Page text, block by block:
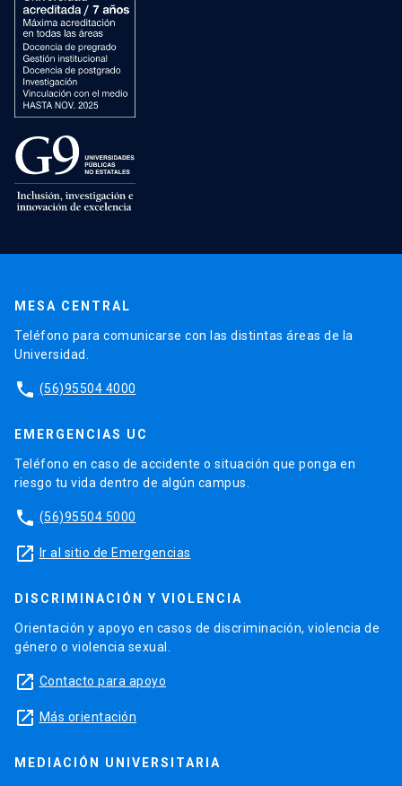
MESA CENTRAL
Teléfono para comunicarse con las distintas áreas de la
Universidad.
phone (56)95504 4000
EMERGENCIAS UC
Teléfono en caso de accidente o situación que ponga en
riesgo tu vida dentro de algún campus.
phone (56)95504 5000
launch Ir al sitio de Emergencias
DISCRIMINACIÓN Y VIOLENCIA
Orientación y apoyo en casos de discriminación, violencia de
género o violencia sexual.
launch Contacto para apoyo
launch Más orientación
MEDIACIÓN UNIVERSITARIA